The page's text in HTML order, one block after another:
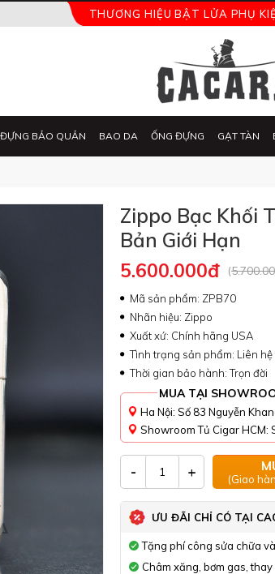
THƯƠNG HIỆU BẬT LỬA PHỤ
BẢO QUẢN BAO DA ỐNG ĐỰNG GẠT TÀN
Zippo Bạc Khối
Bản Giới Hạn
5.600.000đ (
Mã sản phẩm: ZPB70
Nhãn hiệu: Zippo
Xuất xứ: Chính hãng USA
Tình trạng sản phẩm: Liên hệ
Thời gian bảo hành: Trọn đời
MUA TẠI
Ha Nội: Số 83 Nguyễn
Showroom Tủ Cigar HCM:
- + (Giao
ƯU ĐÃI CHỈ CÓ TẠI
Tặng phí công sửa chữa
Châm xăng, bơm gas,